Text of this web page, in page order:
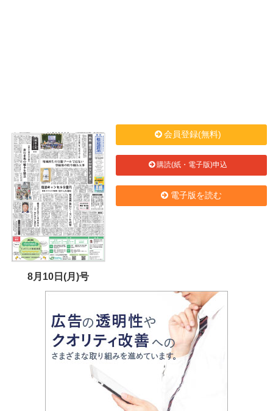
8月10日(月)号
会員登録(無料)
購読(紙・電子版)申込
電子版を読む